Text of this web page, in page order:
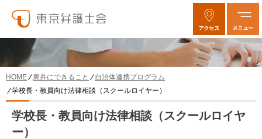
HOME 東弁にできること
自治体連携プログラム
学校長・教員向け法律相談（スクールロイヤー）
学校長・教員向け法律相談（スクールロイヤ
ー）